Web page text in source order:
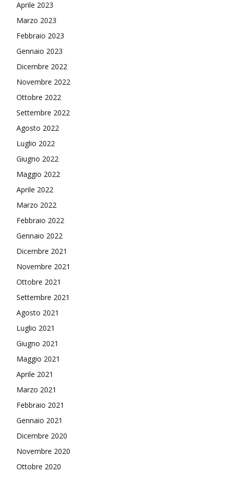
Aprile 2023
Marzo 2023
Febbraio 2023
Gennaio 2023
Dicembre 2022
Novembre 2022
Ottobre 2022
Settembre 2022
Agosto 2022
Luglio 2022
Giugno 2022
Maggio 2022
Aprile 2022
Marzo 2022
Febbraio 2022
Gennaio 2022
Dicembre 2021
Novembre 2021
Ottobre 2021
Settembre 2021
Agosto 2021
Luglio 2021
Giugno 2021
Maggio 2021
Aprile 2021
Marzo 2021
Febbraio 2021
Gennaio 2021
Dicembre 2020
Novembre 2020
Ottobre 2020